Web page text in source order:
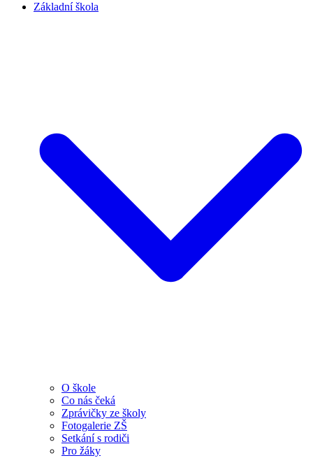
Základní škola
O škole
Co nás čeká
Zprávičky ze školy
Fotogalerie ZŠ
Setkání s rodiči
Pro žáky